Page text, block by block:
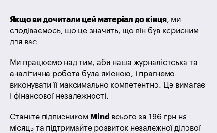
Якщо ви дочитали цей матеріал до кінця, ми
сподіваємось, що це значить, що він був корисним
для вас.
Ми працюємо над тим, аби наша журналістська та
аналітична робота була якісною, і прагнемо
виконувати її максимально компетентно. Це вимагає
і фінансової незалежності.
Станьте підписником Mind всього за 196 грн на
місяць та підтримайте розвиток незалежної ділової